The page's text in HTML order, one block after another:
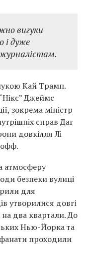
вигуки
і дуже
журналістам.
Кай Трамп.
Джеймс
зокрема міністр
справ Даг
довкілля Лі
атмосферу
безпеки вулиці
для
утворилися довгі
на два квартали. До
Нью-Йорка та
фанати проходили